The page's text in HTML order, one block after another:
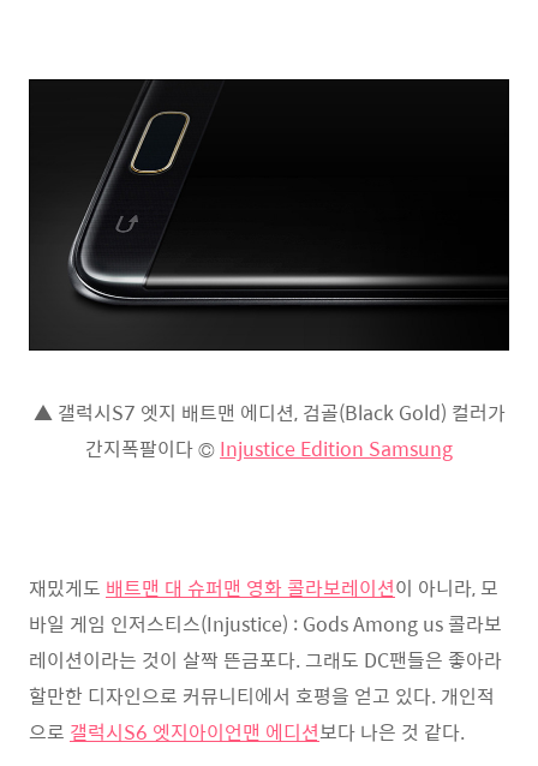
▲ 갤럭시S7 엣지 배트맨 에디션, 검골(Black Gold) 컬러가
간지폭팔이다 © Injustice Edition Samsung
재밌게도 배트맨 대 슈퍼맨 영화 콜라보레이션이 아니라, 모
바일 게임 인저스티스(Injustice) : Gods Among us 콜라보
레이션이라는 것이 살짝 뜬금포다. 그래도 DC팬들은 좋아라
할만한 디자인으로 커뮤니티에서 호평을 얻고 있다. 개인적
으로 갤럭시S6 엣지아이언맨 에디션보다 나은 것 같다.